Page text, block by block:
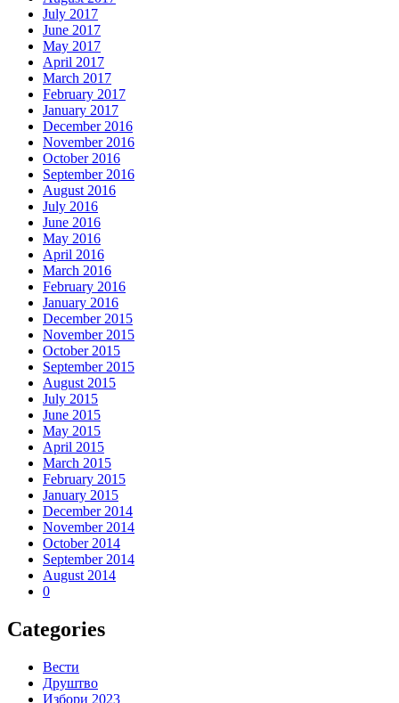
July 2017
June 2017
May 2017
April 2017
March 2017
February 2017
January 2017
December 2016
November 2016
October 2016
September 2016
August 2016
July 2016
June 2016
May 2016
April 2016
March 2016
February 2016
January 2016
December 2015
November 2015
October 2015
September 2015
August 2015
July 2015
June 2015
May 2015
April 2015
March 2015
February 2015
January 2015
December 2014
November 2014
October 2014
September 2014
August 2014
0
Categories
Вести
Друштво
Избори 2023